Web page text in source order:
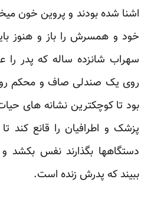
اشنا شده بودند و پروین خون
خود و همسرش را باز و هنوز
سهراب شانزده ساله که پدر
روی یک صندلی صاف و محکم
بود تا کوچکترین نشانه های
پزشک و اطرافیان را قانع کند
دستگاهها بگذارند نفس بکشد
ببیند که پدرش زنده است.